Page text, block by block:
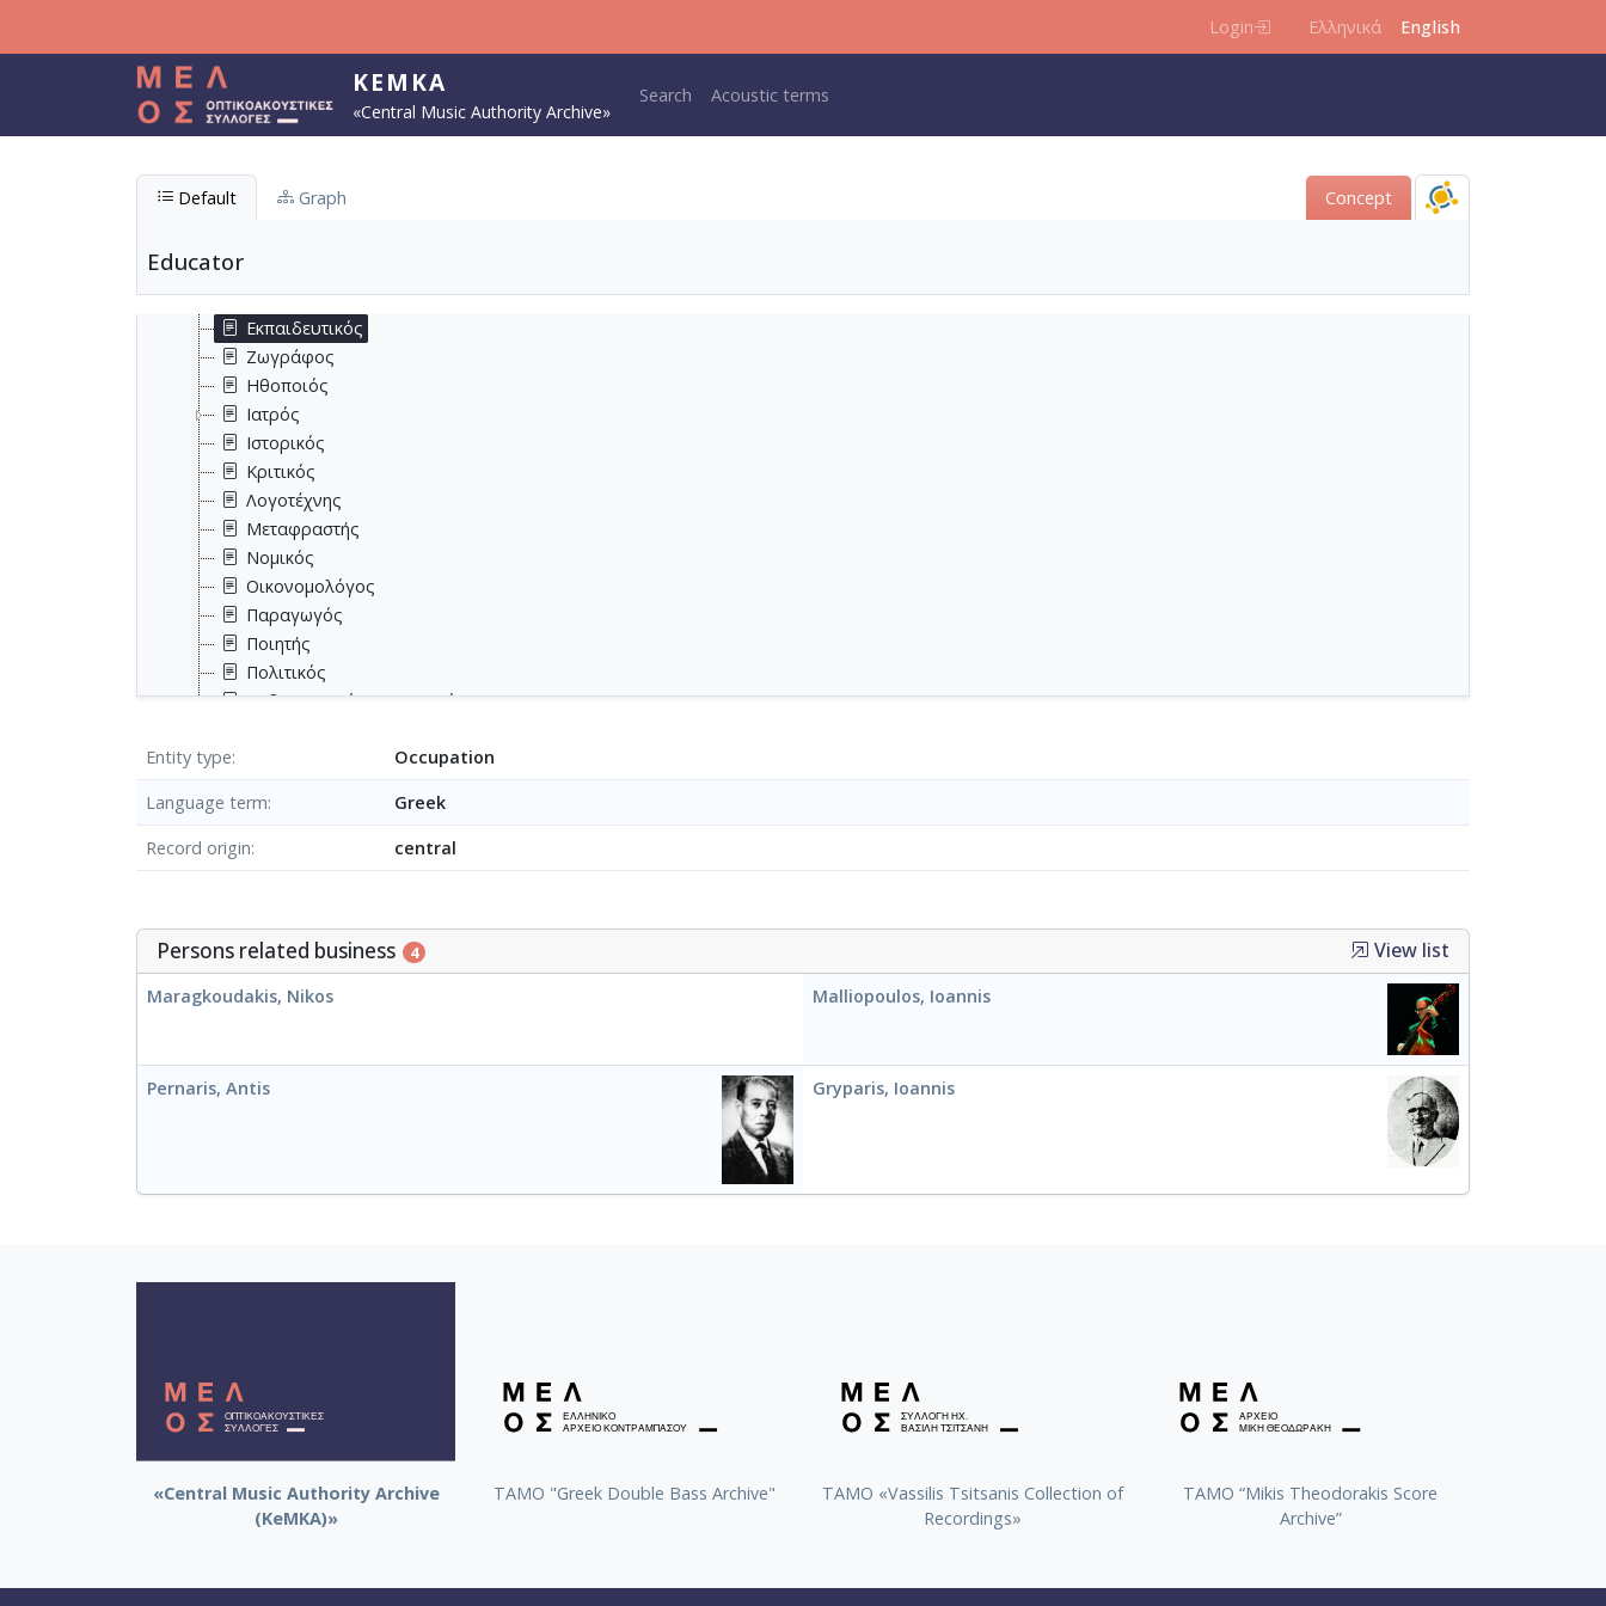
Login Ελληνικά English
KEMKA
«Central Music Authority Archive»
Main navigation
Search Acoustic terms
Default Graph Concept
Educator
Επάγγελμα
Αρχαιολόγος
Αρχιτέκτονας
Δάσκαλος
Δημοσιογράφος
Εκδότης
Εκπαιδευτικός
Ζωγράφος
Ηθοποιός
Ιατρός
Ιστορικός
Κριτικός
Λογοτέχνης
Μεταφραστής
Νομικός
Οικονομολόγος
Παραγωγός
Ποιητής
Πολιτικός
Ραδιοφωνικός παραγωγός
Στρατιωτικός
Συγγραφέας
Φιλόλογος
Χορευτής
Entity type
Οccupation
Language term
Greek
Record origin
central
Persons related business 4 View list
Maragkoudakis, Nikos Malliopoulos, Ιοannis
Pernaris, Antis Gryparis, Ioannis
«Central Music Authority Archive
(KeMKA)»
ΤΑΜΟ "Greek Double Bass Archive"
TAMO «Vassilis Tsitsanis Collection of
Recordings»
TAMO “Mikis Theodorakis Score
Archive”